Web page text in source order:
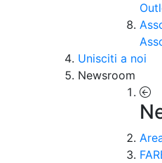
Unisciti a noi
Newsroom